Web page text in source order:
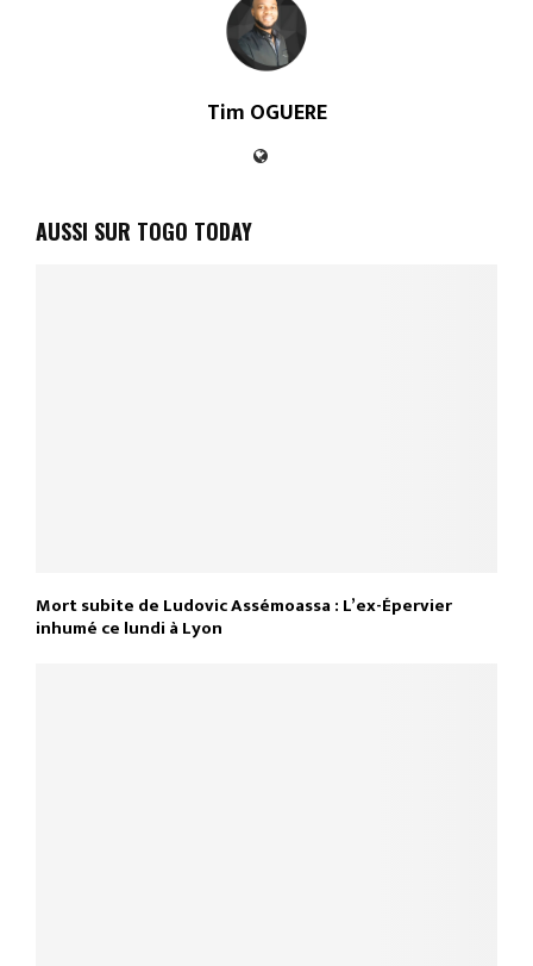
Tim OGUERE
AUSSI SUR TOGO TODAY
Mort subite de Ludovic Assémoassa : L’ex-Épervier
inhumé ce lundi à Lyon